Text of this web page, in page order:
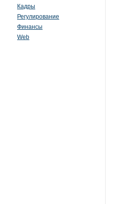
Кадры
Регулирование
Финансы
Web